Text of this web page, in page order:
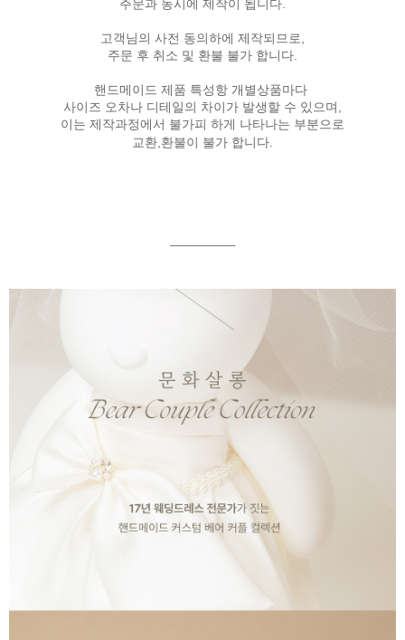
주문과 동시에 제작이 됩니다.
고객님의 사전 동의하에 제작되므로,
주문 후 취소 및 환불 불가 합니다.
핸드메이드 제품 특성항 개별상품마다
사이즈 오차나 디테일의 차이가 발생할 수 있으며,
이는 제작과정에서 불가피 하게 나타나는 부분으로
교환,환불이 불가 합니다.
------------------------